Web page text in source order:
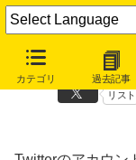
カテゴリ 過去記事
Twitterのパスワード大
リスト